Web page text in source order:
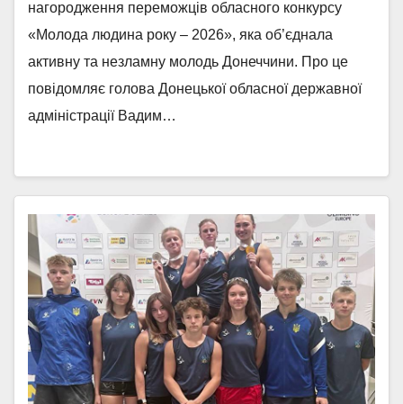
нагородження переможців обласного конкурсу
«Молода людина року – 2026», яка об’єднала
активну та незламну молодь Донеччини. Про це
повідомляє голова Донецької обласної державної
адміністрації Вадим…